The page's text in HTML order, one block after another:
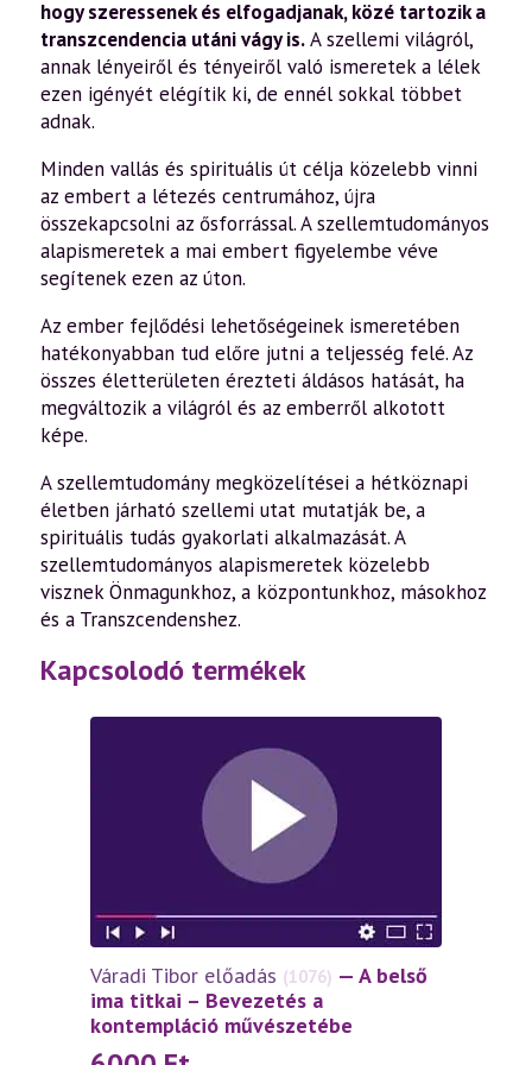
hogy szeressenek és elfogadjanak, közé tartozik a
transzcendencia utáni vágy is.A szellemi világról,
annak lényeiről és tényeiről való ismeretek a lélek
ezen igényét elégítik ki, de ennél sokkal többet
adnak.
Minden vallás és spirituális út célja közelebb vinni
az embert a létezés centrumához, újra
összekapcsolni az ősforrással. A szellemtudományos
alapismeretek a mai embert figyelembe véve
segítenek ezen az úton.
Az ember fejlődési lehetőségeinek ismeretében
hatékonyabban tud előre jutni a teljesség felé. Az
összes életterületen érezteti áldásos hatását, ha
megváltozik a világról és az emberről alkotott
képe.
A szellemtudomány megközelítései a hétköznapi
életben járható szellemi utat mutatják be, a
spirituális tudás gyakorlati alkalmazását. A
szellemtudományos alapismeretek közelebb
visznek Önmagunkhoz, a központunkhoz, másokhoz
és a Transzcendenshez.
Kapcsolodó termékek
Váradi Tibor előadás (1076) — A belső
ima titkai – Bevezetés a
kontempláció művészetébe